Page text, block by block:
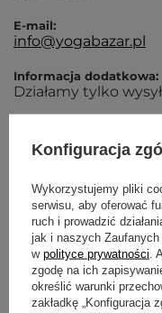
E-mail:
info@yogabazar.pl
Informacja dodatkowa:
Działamy tylko
Yoga Bazar
Adres:
Właściciel
Yoga Stories sp. z o.o.
Chmielna 73b lok. 14,
Konfiguracja
Wykorzystujemy pliki
serwisu, aby oferować
ruch i prowadzić
jak i naszych
w polityce prywatności .
zgodę na ich
określić warunki
zakładkę „Konfiguracja